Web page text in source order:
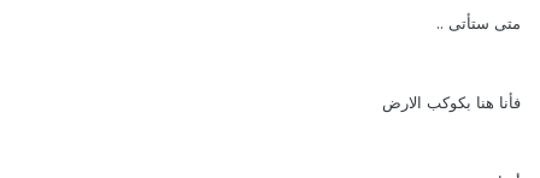
متى ستأتى ..
فأنا هنا بكوكب الارض